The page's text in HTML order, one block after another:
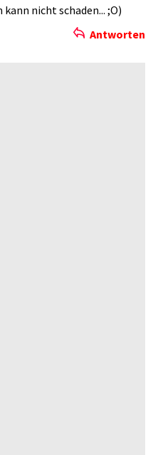
nicht schaden...­ ;O)
Antworten